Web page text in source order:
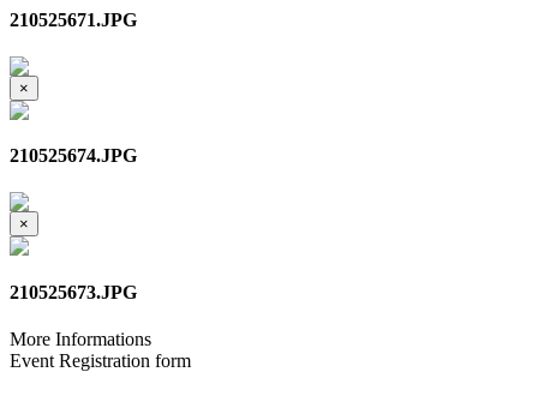
210525671.JPG
×
210525674.JPG
×
210525673.JPG
More Informations
Event Registration form